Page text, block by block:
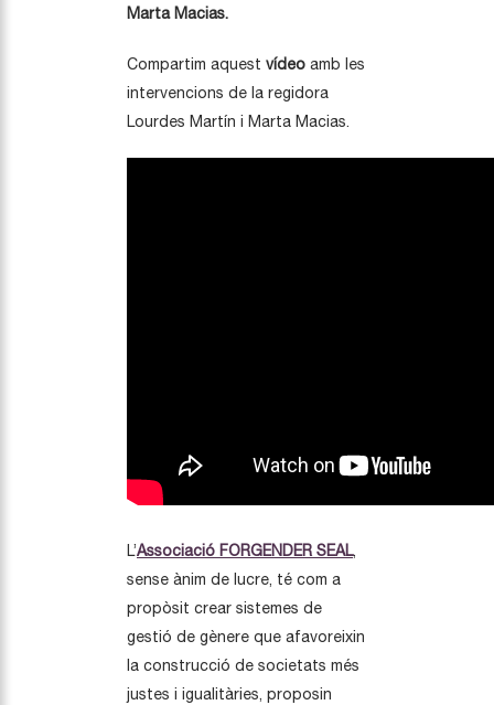
Marta Macias.
Compartim aquest vídeo amb les
intervencions de la regidora
Lourdes Martín i Marta Macias.
L’Associació FORGENDER SEAL,
sense ànim de lucre, té com a
propòsit crear sistemes de
gestió de gènere que afavoreixin
la construcció de societats més
justes i igualitàries, proposin